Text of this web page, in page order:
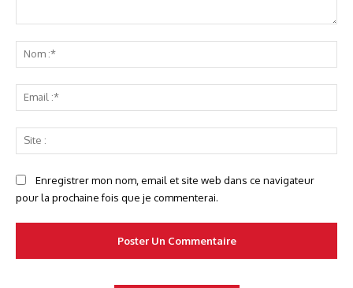
:*
:*
:
Enregistrer mon nom, email et site web dans ce navigateur
pour la prochaine fois que je commenterai.